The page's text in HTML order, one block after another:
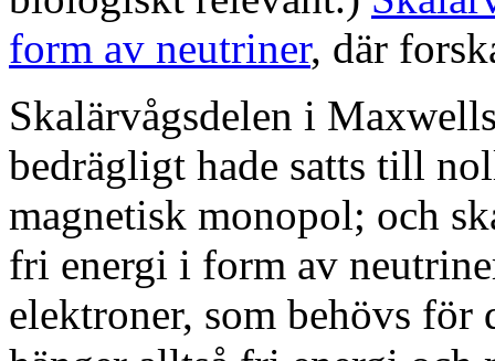
form av neutriner, där
Skalärvågsdelen i
bedrägligt hade satts till
magnetisk monopol; och
fri energi i form av
elektroner, som behövs för